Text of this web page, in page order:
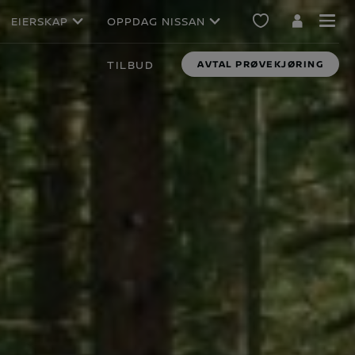
EIERSKAP OPPDAG NISSAN
TILBUD AVTAL PRØVEKJØRING